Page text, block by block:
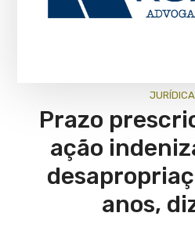
Prazo
ação
anos,